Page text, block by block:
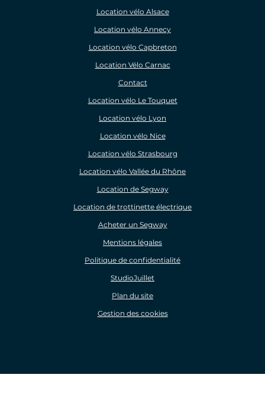
Location vélo Alsace
Location vélo Annecy
Location vélo Capbreton
Location Vélo Carnac
Contact
Location vélo Le Touquet
Location vélo Lyon
Location vélo Nice
Location vélo Strasbourg
Location vélo Vallée du Rhône
Location de Segway
Location de trottinette électrique
Acheter un Segway
Mentions légales
Politique de confidentialité
StudioJuillet
Plan du site
Gestion des cookies